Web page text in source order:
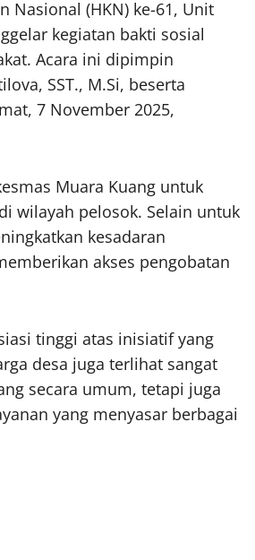
Nasional (HKN) ke-61, Unit
kegiatan bakti sosial
Acara ini dipimpin
SST., M.Si, beserta
7 November 2025,
Muara Kuang untuk
wilayah pelosok. Selain untuk
kesadaran
akses pengobatan
tinggi atas inisiatif yang
desa juga terlihat sangat
secara umum, tetapi juga
yang menyasar berbagai